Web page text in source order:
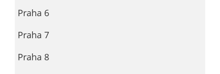
Praha 6
Praha 7
Praha 8